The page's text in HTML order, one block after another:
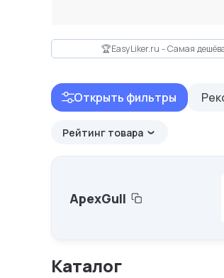
🏆EasyLiker.ru - Самая
Открыть фильтры
Рейтинг товара
ApexGull
Каталог